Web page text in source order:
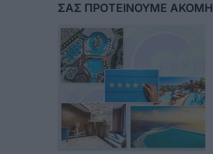
ΣΑΣ ΠΡΟΤΕΙΝΟΥΜΕ ΑΚΟΜΗ